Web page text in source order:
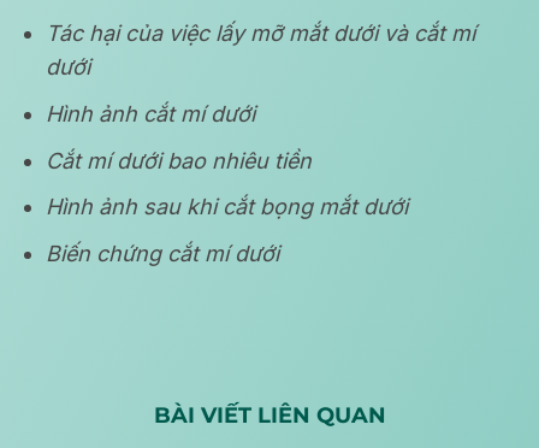
Tác hại của việc lấy mỡ mắt dưới và cắt mí
dưới
Hình ảnh cắt mí dưới
Cắt mí dưới bao nhiêu tiền
Hình ảnh sau khi cắt bọng mắt dưới
Biến chứng cắt mí dưới
BÀI VIẾT LIÊN QUAN